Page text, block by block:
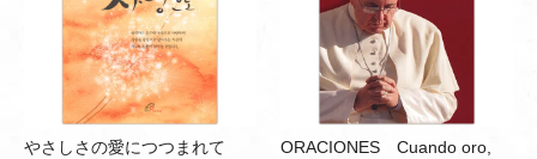
やさしさの愛につつまれて
ORACIONES Cuando oro,